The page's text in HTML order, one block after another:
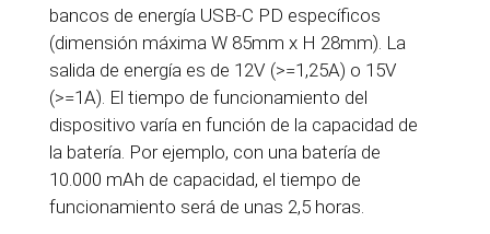
bancos de energía USB-C PD específicos
(dimensión máxima W 85mm x H 28mm). La
salida de energía es de 12V (>=1,25A) o 15V
(>=1A). El tiempo de funcionamiento del
dispositivo varía en función de la capacidad de
la batería. Por ejemplo, con una batería de
10.000 mAh de capacidad, el tiempo de
funcionamiento será de unas 2,5 horas.